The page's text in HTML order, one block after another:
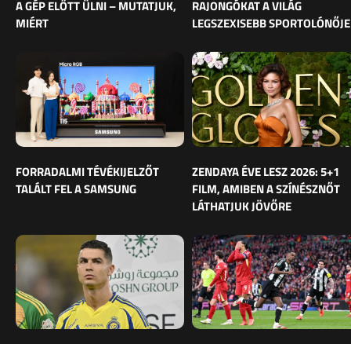
A GÉP ELŐTT ÜLNI – MUTATJUK,
MIÉRT
RAJONGÓKAT A VILÁG
LEGSZEXISEBB SPORTOLÓNŐJE
FORRADALMI TÉVÉKIJELZŐT
TALÁLT FEL A SAMSUNG
ZENDAYA ÉVE LESZ 2026: 5+1
FILM, AMIBEN A SZÍNÉSZNŐT
LÁTHATJUK JÖVŐRE